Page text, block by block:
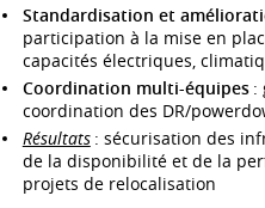
Standardisation et
participation à la mise en
capacités électriques,
Coordination multi-équipes:
coordination des DR/
Résultats: sécurisation des
de la disponibilité et de la
projets de relocalisation